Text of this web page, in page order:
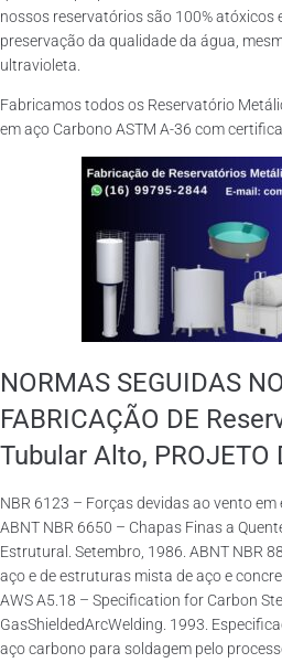
nossos reservatórios são 100% atóxicos
preservação da qualidade da água,
ultravioleta.
Fabricamos todos os Reservatório
em aço Carbono ASTM A-36 com
NORMAS SEGUIDAS
FABRICAÇÃO DE
Tubular Alto, PROJETO
NBR 6123 – Forças devidas ao vento em
ABNT NBR 6650 – Chapas Finas a
Estrutural. Setembro, 1986. ABNT NBR
aço e de estruturas mista de aço e
AWS A5.18 – Specification for Carbon
GasShieldedArcWelding. 1993.
aço carbono para soldagem pelo